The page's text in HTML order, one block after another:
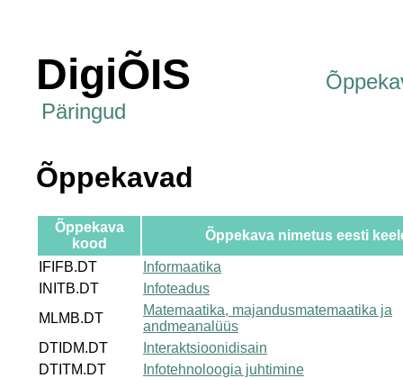
DigiÕIS
Päringud
Õppekavad
Õppekava
kood
Õppekava nimetus eesti
IFIFB.DT
Informaatika
INITB.DT
Infoteadus
MLMB.DT
Matemaatika, majandusmatemaatika ja
andmeanalüüs
DTIDM.DT
Interaktsioonidisain
DTITM.DT
Infotehnoloogia juhtimine